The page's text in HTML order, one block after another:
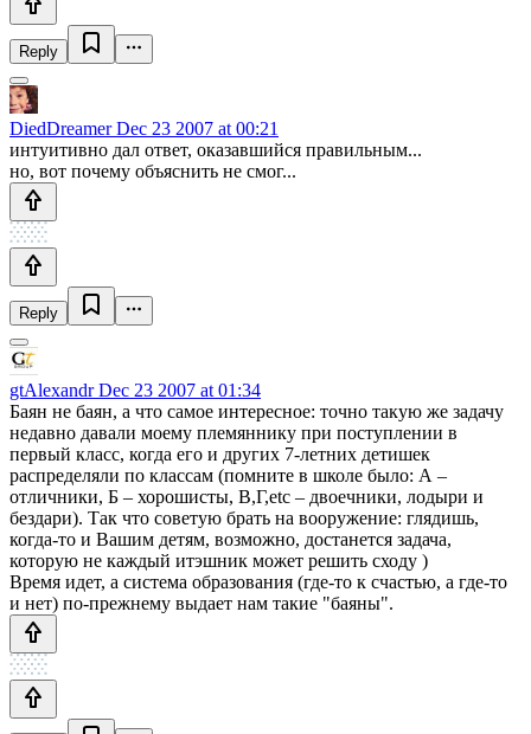
Reply
DiedDreamerDec 23 2007 at 00:21
интуитивно дал ответ, оказавшийся правильным...
но, вот почему объяснить не смог...
Reply
gtAlexandrDec 23 2007 at 01:34
Баян не баян, а что самое интересное: точно такую же задачу
недавно давали моему племяннику при поступлении в
первый класс, когда его и других 7-летних детишек
распределяли по классам (помните в школе было: А –
отличники, Б – хорошисты, В,Г,etc – двоечники, лодыри и
бездари). Так что советую брать на вооружение: глядишь,
когда-то и Вашим детям, возможно, достанется задача,
которую не каждый итэшник может решить сходу )
Время идет, а система образования (где-то к счастью, а где-то
и нет) по-прежнему выдает нам такие "баяны".